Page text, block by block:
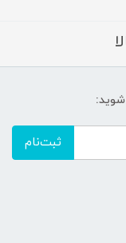
شوید:
ثبت‌نام